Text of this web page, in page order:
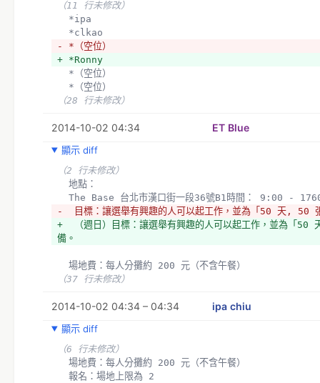
（11 行未修改）
  *ipa
  *clkao
- *（空位）
+ *Ronny
  *（空位）
  *（空位）
（28 行未修改）
2014-10-02 04:34 ET Blue
顯示 diff
（2 行未修改）
  地點：
The Base 台北市漢口街一段36號B1時間： 9:00 -
-  目標：讓選舉有興趣的人可以起工作，並為「50 天, 50
+  （週日）目標：讓選舉有興趣的人可以起工作，並為「
備。
  場地費：每人分攤約 200 元（不含午餐）
（37 行未修改）
2014-10-02 04:34 – 04:34 ipa chiu
顯示 diff
（6 行未修改）
  場地費：每人分攤約 200 元（不含午餐）
  報名：場地上限為 2